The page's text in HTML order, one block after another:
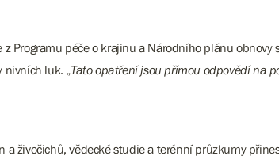
Programu péče o krajinu a Národního plánu obnovy
nivních luk. „Tato opatření jsou přímou odpovědí na
živočichů, vědecké studie a terénní průzkumy